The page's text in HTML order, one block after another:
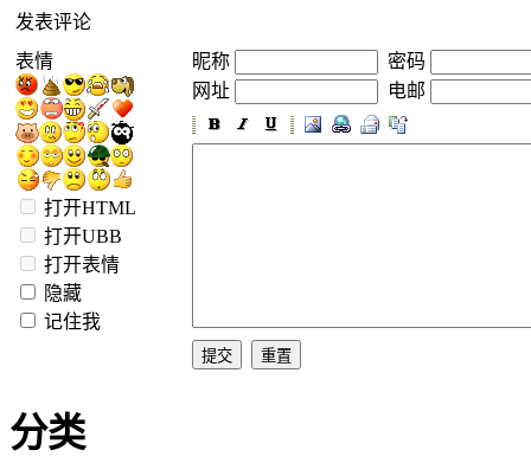
发表评论
表情
打开HTML
打开UBB
打开表情
隐藏
记住我
昵称
密码
网址
电邮
分类